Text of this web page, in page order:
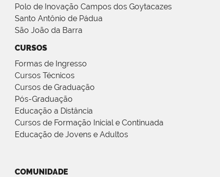
Polo de Inovação Campos dos Goytacazes
Santo Antônio de Pádua
São João da Barra
CURSOS
Formas de Ingresso
Cursos Técnicos
Cursos de Graduação
Pós-Graduação
Educação a Distância
Cursos de Formação Inicial e Continuada
Educação de Jovens e Adultos
COMUNIDADE